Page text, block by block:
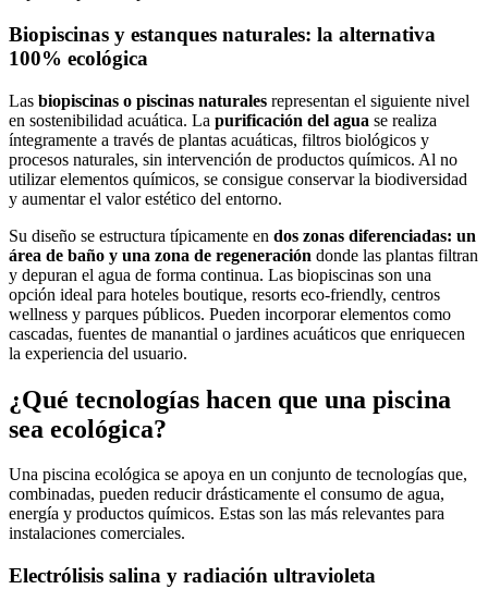
Biopiscinas y estanques naturales: la alternativa
100% ecológica
Las biopiscinas o piscinas naturales representan el siguiente nivel
en sostenibilidad acuática. La purificación del agua se realiza
íntegramente a través de plantas acuáticas, filtros biológicos y
procesos naturales, sin intervención de productos químicos. Al no
utilizar elementos químicos, se consigue conservar la biodiversidad
y aumentar el valor estético del entorno.
Su diseño se estructura típicamente en dos zonas diferenciadas: un
área de baño y una zona de regeneración donde las plantas filtran
y depuran el agua de forma continua. Las biopiscinas son una
opción ideal para hoteles boutique, resorts eco-friendly, centros
wellness y parques públicos. Pueden incorporar elementos como
cascadas, fuentes de manantial o jardines acuáticos que enriquecen
la experiencia del usuario.
¿Qué tecnologías hacen que una piscina
sea ecológica?
Una piscina ecológica se apoya en un conjunto de tecnologías que,
combinadas, pueden reducir drásticamente el consumo de agua,
energía y productos químicos. Estas son las más relevantes para
instalaciones comerciales.
Electrólisis salina y radiación ultravioleta